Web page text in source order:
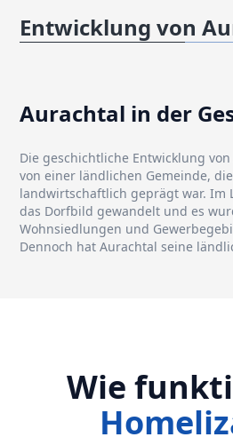
Entwicklung von
Aurachtal in der
Die geschichtliche Entwicklung
von einer ländlichen Gemeinde,
landwirtschaftlich geprägt war. Im
das Dorfbild gewandelt und es
Wohnsiedlungen und
Dennoch hat Aurachtal seine
Wie